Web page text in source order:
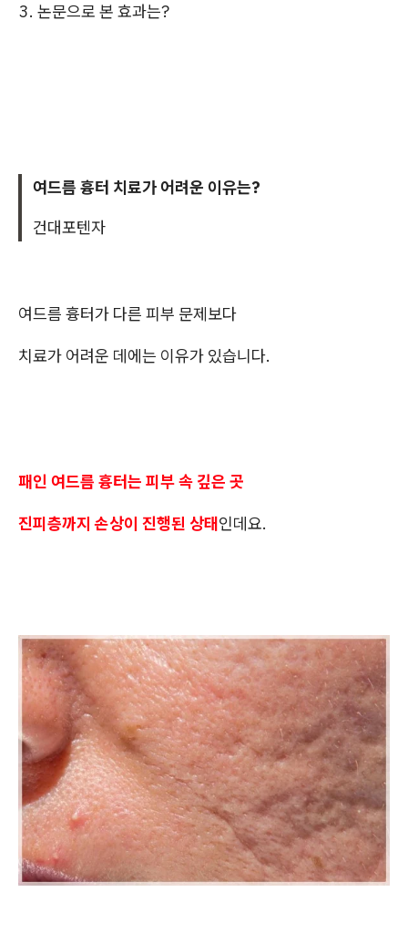
3. 논문으로 본 효과는?
여드름 흉터 치료가 어려운 이유는?
건대포텐자
여드름 흉터가 다른 피부 문제보다
치료가 어려운 데에는 이유가 있습니다.
패인 여드름 흉터는 피부 속 깊은 곳
진피층까지 손상이 진행된 상태인데요.